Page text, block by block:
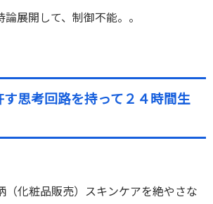
展開して、制御不能。。
す思考回路を持って２４時間生
（化粧品販売）スキンケアを絶やさな